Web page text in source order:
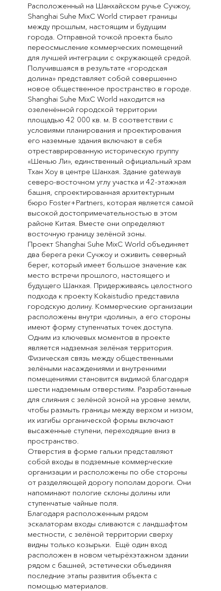
Расположенный на Шанхайском ручье Сучжоу,
Shanghai Suhe MixC World стирает границы
между прошлым, настоящим и будущим
города. Отправной точкой проекта было
переосмысление коммерческих помещений
для лучшей интеграции с окружающей средой.
Получившаяся в результате «городская
долина» представляет собой совершенно
новое общественное пространство в городе.
Shanghai Suhe MixC World находится на
озеленённой городской территории
площадью 42 000 кв. м. В соответствии с
условиями планирования и проектирования
его наземные здания включают в себя
отреставрированную историческую группу
«Шенью Ли», единственный официальный храм
Тхан Хоу в центре Шанхая. Здание gatewayв
северо-восточном углу участка и 42-этажная
башня, спроектированная архитектурным
бюро Foster+Partners, которая является самой
высокой достопримечательностью в этом
районе Китая. Вместе они определяют
восточную границу зелёной зоны.
Проект Shanghai Suhe MixC World объединяет
два берега реки Сучжоу и оживить северный
берег, который имеет большое значение как
место встречи прошлого, настоящего и
будущего Шанхая. Придерживаясь целостного
подхода к проекту Kokaistudio представила
городскую долину. Коммерческие организации
расположены внутри «долины», а его стороны
имеют форму ступенчатых точек доступа.
Одним из ключевых моментов в проекте
является надземная зелёная территория.
Физическая связь между общественными
зелёными насаждениями и внутренними
помещениями становится видимой благодаря
шести надземным отверстиям. Разработанные
для слияния с зелёной зоной на уровне земли,
чтобы размыть границы между верхом и низом,
их изгибы органической формы включают
высаженные ступени, переходящие вниз в
пространство.
Отверстия в форме гальки представляют
собой входы в подземные коммерческие
организации и расположены по обе стороны
от разделяющей дорогу пополам дороги. Они
напоминают пологие склоны долины или
ступенчатые чайные поля.
Благодаря расположенным рядом
эскалаторам входы сливаются с ландшафтом
местности, с зелёной территории сверху
видны только козырьки. Ещё один вход
расположен в новом четырёхэтажном здании
рядом с башней, эстетически объединяя
последние этапы развития объекта с
помощью материалов.